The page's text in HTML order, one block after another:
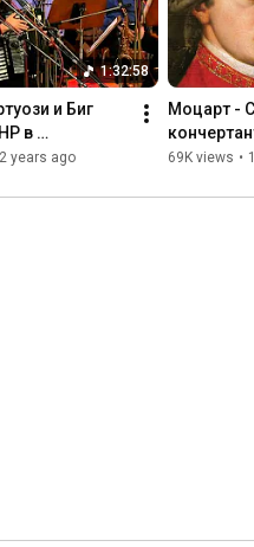
1:32:58
и Биг
в
years ago
Моцарт -
виола и
69K views •